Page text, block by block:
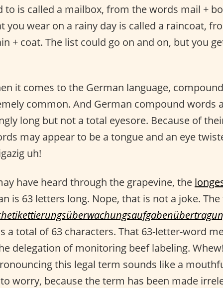
to is called a mailbox, from the words mail +
you wear on a rainy day is called a raincoat,
+ coat. The list could go on and on, but you
it comes to the German language,
common. And German compound words
long but not a total eyesore. Because of
may appear to be a tongue and an eye
uh!
have heard through the grapevine, the
is 63 letters long. Nope, that is not a joke.
a total of 63 characters. That 63-letter-word
delegation of monitoring beef labeling. Whew!
this legal term sounds like a
worry, because the term has been made